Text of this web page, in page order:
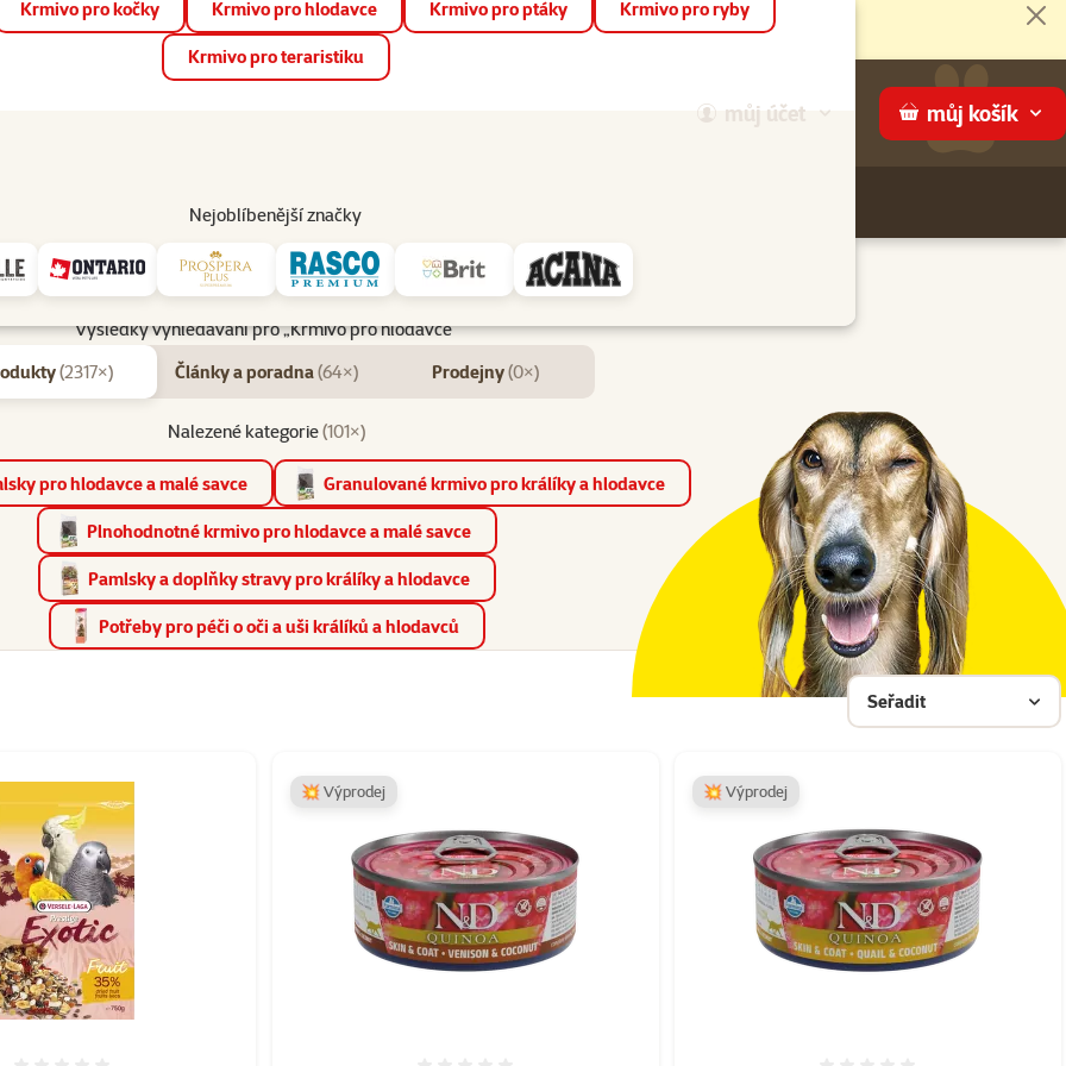
📱 Stáhněte si novou aplikaci Super zoo.Více informací
můj účet můj košík
Krmivo pro kočky Krmivo pro hlodavce Krmivo pro ptáky Krmivo pro ryby
Krmivo pro teraristiku
Nejoblíbenější značky
Prodejny Služby
Výsledky vyhledávání pro „Krmivo pro hlodavce“
(2317×) Články a poradna(64×) Prodejny(0×)
Nalezené kategorie(101×)
pro hlodavce a malé savce Granulované krmivo pro králíky a hlodavce
Plnohodnotné krmivo pro hlodavce a malé savce
Pamlsky a doplňky stravy pro králíky a hlodavce
Potřeby pro péči o oči a uši králíků a hlodavců
Seřadit
💥 Výprodej 💥 Výprodej